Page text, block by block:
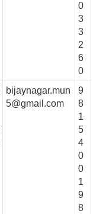
0
3
3
2
6
0
bijaynagar.mun
5@gmail.com
9
8
1
5
4
0
0
1
9
8